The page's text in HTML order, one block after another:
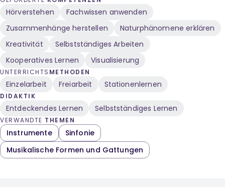
Trompete, Klarinette,
Tonentstehung, hohe und
tiefe Töne, Instrumente
von Instrumenten, Spiele
zu den Musikinstrumenten
Hörverstehen
Fachwissen anwenden
Zusammenhänge herstellen
Naturphänomene erklären
Kreativität
Selbstständiges Arbeiten
Kooperatives Lernen
Visualisierung
UNTERRICHTS METHODEN
Einzelarbeit Freiarbeit Stationenlernen
DIDAKTIK
Entdeckendes Lernen Selbstständiges Lernen
VERWANDTE THEMEN
Instrumente
Sinfonie
Musikalische Formen und Gattungen